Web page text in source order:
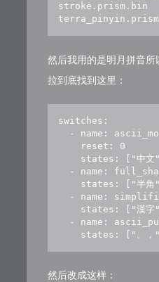
然后我用的是明月拼音
拉到底找到这里：
switches:
- name:
    reset: 0
states: ["中文
- name:
states: ["半角
- name:
states: ["漢字
- name:
states: ["。，
然后改成这样：